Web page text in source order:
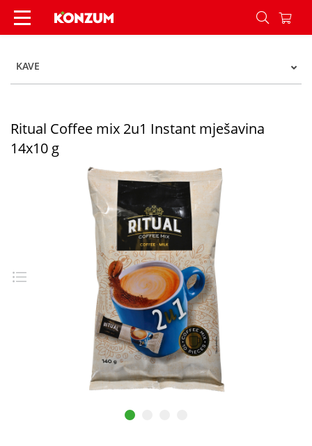
Ritual Coffee mix 2u1 Instant mješavina 14x10 g
KAVE
Ritual Coffee mix 2u1 Instant mješavina
14x10 g